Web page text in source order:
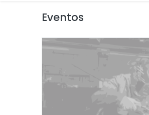
Eventos